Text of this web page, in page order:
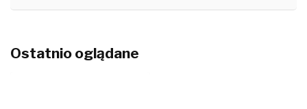
Ostatnio oglądane